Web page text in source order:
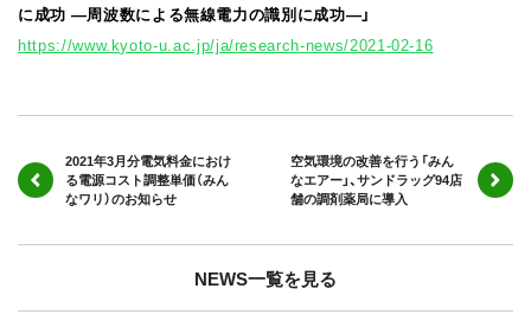
に成功 ―周波数による無線電力の識別に成功―」
https://www.kyoto-u.ac.jp/ja/research-news/2021-02-16
2021年3月分電気料金におけ
る電源コスト調整単価（みん
なワリ）のお知らせ
空気環境の改善を行う「みん
なエアー」、サンドラッグ94店
舗の調剤薬局に導入
NEWS一覧を見る